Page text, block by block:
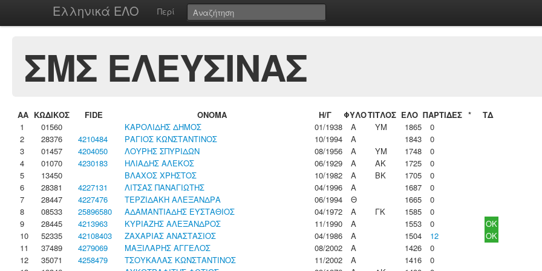
Ελληνικά ΕΛΟ Περί
ΣΜΣ ΕΛΕΥΣΙΝΑΣ
ΑΑ ΚΩΔΙΚΟΣ FIDE ΟΝΟΜΑ Η/Γ ΦΥΛΟΤΙΤΛΟΣ ΕΛΟ ΠΑΡΤΙΔΕΣ *
ΤΔ
1
01560 ΚΑΡΟΛΙΔΗΣ ΔΗΜΟΣ 01/1938 Α ΥΜ 1865
0
2
28376 4210484 ΡΑΓΙΟΣ ΚΩΝΣΤΑΝΤΙΝΟΣ 10/1994 Α 1843
0
3
01457 4204050 ΛΟΥΡΗΣ ΣΠΥΡΙΔΩΝ 08/1956 Α ΥΜ 1748
0
4
01070 4230183 ΗΛΙΑΔΗΣ ΑΛΕΚΟΣ 06/1929 Α ΑΚ 1725
0
5
13450 ΒΛΑΧΟΣ ΧΡΗΣΤΟΣ 10/1982 Α ΒΚ 1705
0
6
28381 4227131 ΛΙΤΣΑΣ ΠΑΝΑΓΙΩΤΗΣ 04/1996 Α 1687
0
7
28447 4227476 ΤΕΡΖΙΔΑΚΗ ΑΛΕΞΑΝΔΡΑ 06/1994 Θ 1665
0
8
08533 25896580 ΑΔΑΜΑΝΤΙΑΔΗΣ ΕΥΣΤΑΘΙΟΣ 04/1972 Α ΓΚ 1585
0
9
28445 4213963 ΚΥΡΙΑΖΗΣ ΑΛΕΞΑΝΔΡΟΣ 11/1990 Α 1553 0
OK
10
52335 42108403 ΖΑΧΑΡΙΑΣ ΑΝΑΣΤΑΣΙΟΣ 04/1986 Α 1504 12
OK
11
37489 4279069 ΜΑΞΙΛΑΡΗΣ ΑΓΓΕΛΟΣ 08/2002 Α 1426
0
12
35071 4258479 ΤΣΟΥΚΑΛΑΣ ΚΩΝΣΤΑΝΤΙΝΟΣ 11/2002 Α 1416
0